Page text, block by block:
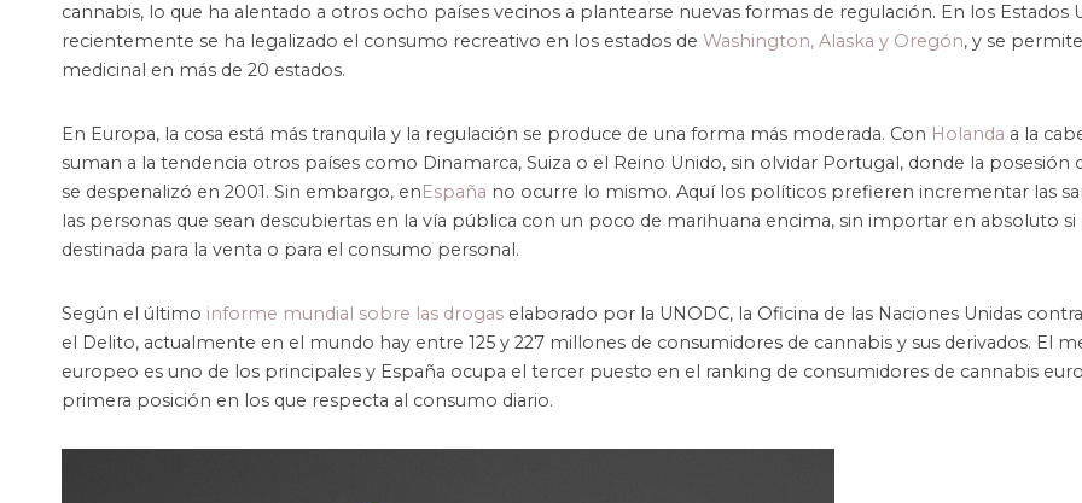
cannabis, lo que ha alentado a otros ocho países vecinos a plantearse nuevas formas de regulación. En los Estados
recientemente se ha legalizado el consumo recreativo en los estados deWashington, Alaska y Oregón, y se
medicinal en más de 20 estados.
En Europa, la cosa está más tranquila y la regulación se produce de una forma más moderada. Con Holanda a la
suman a la tendencia otros países como Dinamarca, Suiza o el Reino Unido, sin olvidar Portugal, donde la posesión
se despenalizó en 2001. Sin embargo, enEspaña no ocurre lo mismo. Aquí los políticos prefieren incrementar las
las personas que sean descubiertas en la vía pública con un poco de marihuana encima, sin importar en absoluto si
destinada para la venta o para el consumo personal.
Según el último informe mundial sobre las drogas elaborado por la UNODC, la Oficina de las Naciones Unidas
el Delito, actualmente en el mundo hay entre 125 y 227 millones de consumidores de cannabis y sus derivados. El
europeo es uno de los principales y España ocupa el tercer puesto en el ranking de consumidores de cannabis
primera posición en los que respecta al consumo diario.